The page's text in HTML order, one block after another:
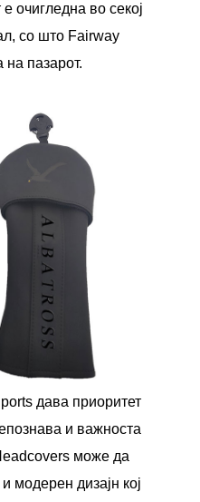
очигледна во секој
со што Fairway
на пазарот.
дава приоритет
и важноста
може да
модерен дизајн кој